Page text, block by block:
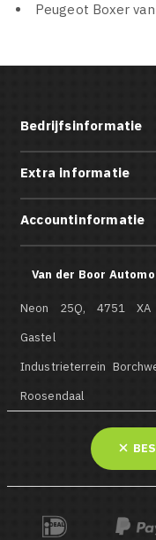
Peugeot Boxer
Bedrijfsinformatie
Extra informatie
Accountinformatie
Van der Boor
Neon 25Q, 4751 XA
Gastel
Industrieterrein
Roosendaal